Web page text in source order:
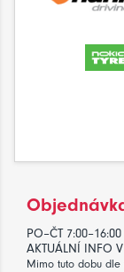
PO–ČT
AKTUÁLNÍ INFO
Mimo tuto dobu dle